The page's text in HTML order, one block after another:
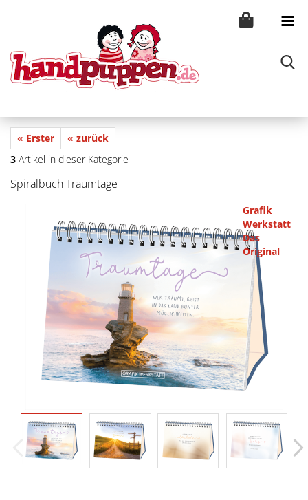
« Erster
« zurück
3 Artikel in dieser Kategorie
Spiralbuch Traumtage
Grafik
Werkstatt
Das
Original